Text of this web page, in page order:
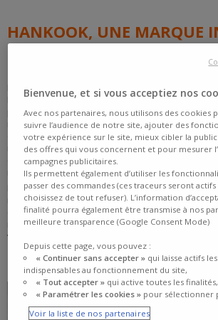
HANKOOK, UNE MARQUE
Fondée en 1941 à Séoul, capitale de la Corée du
Hankook fait désormais partie des leaders
production qui s’élève à plus de 104 millions de
marque de fabrique d’Hankook réside dans la
développement. Le fabricant s’appuie, en effet,
répartis à travers le monde, dont le technodome,
centre ultra moderne qui est le hub central de la
manufacturier.
Fort de cette expertise, Hankook est désormais
nombreux partenariats avec les plus grands
(Audi, BMW, Mercedes-Benz, Volkswagen,
retrouve ainsi en première monte sur de
véhicules haut de gamme.
Bienvenue, et si vous acceptiez nos
Avec nos partenaires, nous utilisons des cookies
suivre l’audience de notre site, ajouter des
votre expérience sur le site, mieux cibler la
des offres qui vous concernent et pour mesurer
campagnes publicitaires.
Ils permettent également d’utiliser les
passer des commandes (ces traceurs seront
choisissez de tout refuser). L’information
finalité pourra également être transmise à nos
meilleure transparence (Google Consent Mode)
Depuis cette page, vous pouvez :
« Continuer sans accepter »qui laisse actifs
indispensables au fonctionnement du site,
« Tout accepter »qui active toutes les finalités,
« Paramétrer les cookies »pour sélectionner
Voir la liste de nos partenaires